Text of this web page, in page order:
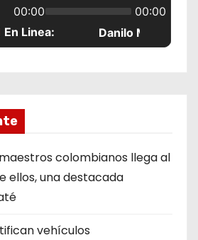
maestros colombianos llega al
ellos, una destacada
vehículos